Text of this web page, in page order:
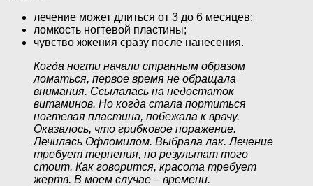
лечение может длиться от 3 до 6 месяцев;
ломкость ногтевой пластины;
чувство жжения сразу после нанесения.
Когда ногти начали странным образом
ломаться, первое время не обращала
внимания. Ссылалась на недостаток
витаминов. Но когда стала портиться
ногтевая пластина, побежала к врачу.
Оказалось, что грибковое поражение.
Лечилась Офломилом. Выбрала лак. Лечение
требует терпения, но результат того
стоит. Как говорится, красота требует
жертв. В моем случае – времени.